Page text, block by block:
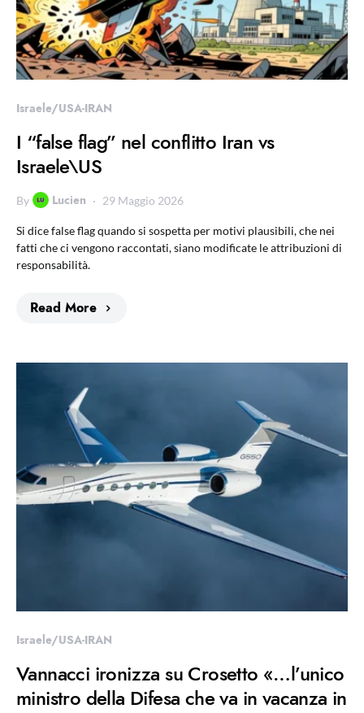
Israele/USA-IRAN
I “false flag” nel conflitto Iran vs
Israele\US
By Lucien 29 Maggio 2026
Si dice false flag quando si sospetta per motivi plausibili, che nei
fatti che ci vengono raccontati, siano modificate le attribuzioni di
responsabilità.
Read More
Israele/USA-IRAN
Vannacci ironizza su Crosetto «…l’unico
ministro della Difesa che va in vacanza in